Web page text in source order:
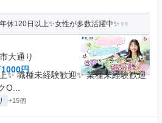
休120日以上✨女性が多数活躍中✨
大通り
円
✨ 職種未経験歓迎✨ 業種未経験歓迎
O...
+15個